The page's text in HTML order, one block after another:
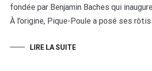
fondée par Benjamin Baches qui
À l’origine, Pique-Poule a posé ses
LIRE LA SUITE